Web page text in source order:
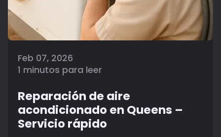
Feb 07, 2026
1 minutos para leer
Reparación de aire
acondicionado en Queens –
Servicio rápido